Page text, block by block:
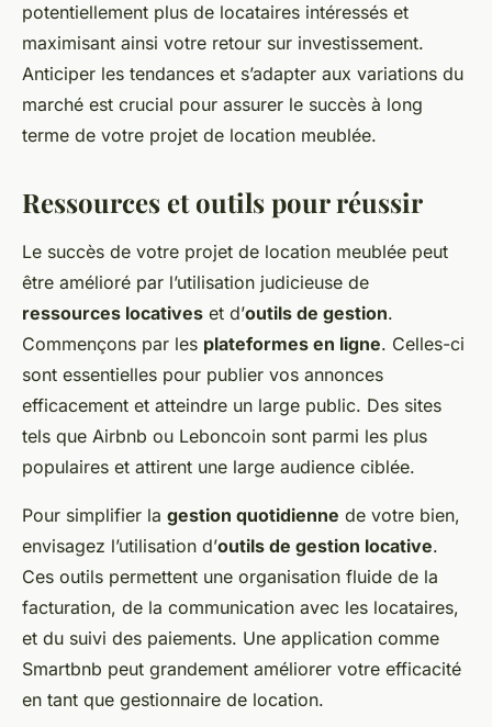
potentiellement plus de locataires intéressés et
maximisant ainsi votre retour sur investissement.
Anticiper les tendances et s’adapter aux variations du
marché est crucial pour assurer le succès à long
terme de votre projet de location meublée.
Ressources et outils pour réussir
Le succès de votre projet de location meublée peut
être amélioré par l’utilisation judicieuse de
ressources locatives et d’outils de gestion.
Commençons par les plateformes en ligne. Celles-ci
sont essentielles pour publier vos annonces
efficacement et atteindre un large public. Des sites
tels que Airbnb ou Leboncoin sont parmi les plus
populaires et attirent une large audience ciblée.
Pour simplifier la gestion quotidienne de votre bien,
envisagez l’utilisation d’outils de gestion locative.
Ces outils permettent une organisation fluide de la
facturation, de la communication avec les locataires,
et du suivi des paiements. Une application comme
Smartbnb peut grandement améliorer votre efficacité
en tant que gestionnaire de location.